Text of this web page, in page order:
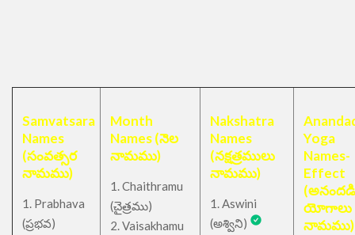
Samvatsara
Names
(సంవత్సర
నామము)
1. Prabhava
(ప్రభవ)
Month
Names (నెల
నామము)
1. Chaithramu
(చైత్రము)
2. Vaisakhamu
Nakshatra
Names
(నక్షత్రములు
నామము)
1. Aswini
(అశ్విని)
Yoga
Names-
Effect
(అనందడి
యోగాలు
నామము)